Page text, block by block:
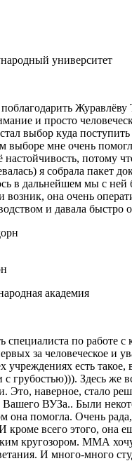
университет
Журавлёву
и просто
выбор куда поступить
выборе мне очень
настойчивость, потому
я собрала пакет
в дальнейшем мы с ней
возник, она очень
и давала быстро
академия
специалиста по работе с
за человеческое и
учреждениях есть такое,
с грубостью))). Здесь же
Это, наверное, стало
Вашего ВУЗа.. Были
она помогла. Очень рада,
кроме всего этого, она
кругозором. ММА
И много-много